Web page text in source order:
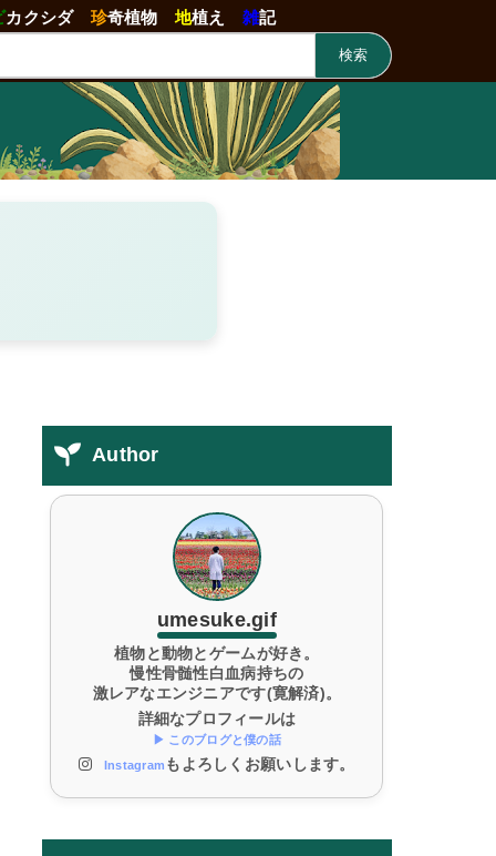
カクシダ 珍奇植物 地植え 雑記
検索
Author
umesuke.gif
植物と動物とゲームが好き。
慢性骨髄性白血病持ちの
激レアなエンジニアです(寛解済)。
詳細なプロフィールは
▶ このブログと僕の話
Instagram もよろしくお願いします。